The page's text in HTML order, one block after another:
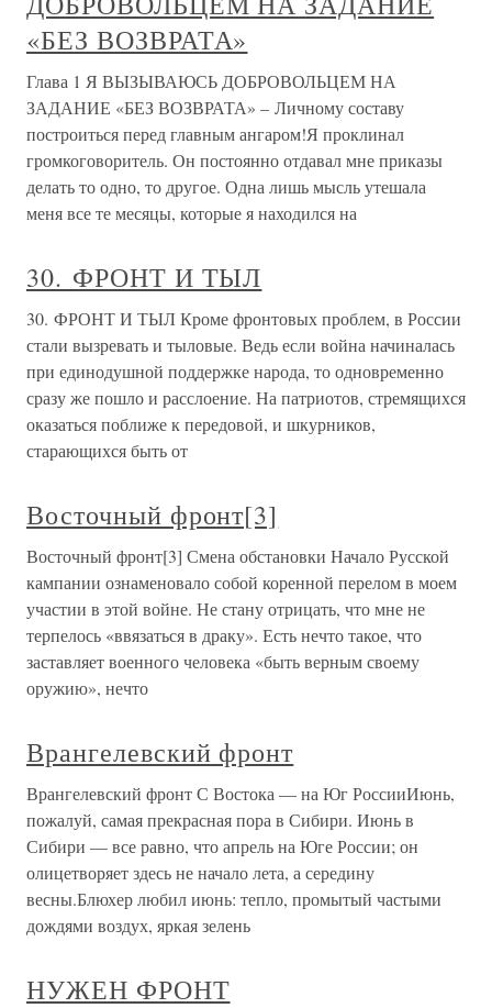
«БЕЗ ВОЗВРАТА»
Глава 1 Я ВЫЗЫВАЮСЬ ДОБРОВОЛЬЦЕМ НА
ЗАДАНИЕ «БЕЗ ВОЗВРАТА» – Личному составу
построиться перед главным ангаром!Я проклинал
громкоговоритель. Он постоянно отдавал мне приказы
делать то одно, то другое. Одна лишь мысль утешала
меня все те месяцы, которые я находился на
30. ФРОНТ И ТЫЛ
30. ФРОНТ И ТЫЛ Кроме фронтовых проблем, в России
стали вызревать и тыловые. Ведь если война начиналась
при единодушной поддержке народа, то одновременно
сразу же пошло и расслоение. На патриотов, стремящихся
оказаться поближе к передовой, и шкурников,
старающихся быть от
Восточный фронт[3]
Восточный фронт[3] Смена обстановки Начало Русской
кампании ознаменовало собой коренной перелом в моем
участии в этой войне. Не стану отрицать, что мне не
терпелось «ввязаться в драку». Есть нечто такое, что
заставляет военного человека «быть верным своему
оружию», нечто
Врангелевский фронт
Врангелевский фронт С Востока — на Юг РоссииИюнь,
пожалуй, самая прекрасная пора в Сибири. Июнь в
Сибири — все равно, что апрель на Юге России; он
олицетворяет здесь не начало лета, а середину
весны.Блюхер любил июнь: тепло, промытый частыми
дождями воздух, яркая зелень
НУЖЕН ФРОНТ